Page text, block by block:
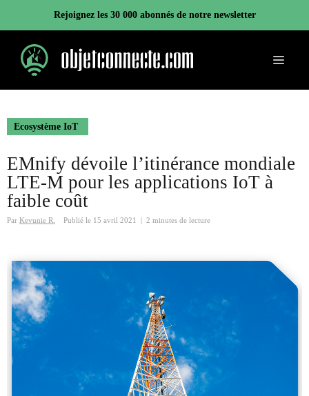
contenu
Rejoignez les 30 000 abonnés de notre newsletter
Menu
Ecosystème IoT
EMnify dévoile l’itinérance mondiale
LTE-M pour les applications IoT à
faible coût
Par Kevunie R. Publié le 15 avril 2021 2 minutes de lecture